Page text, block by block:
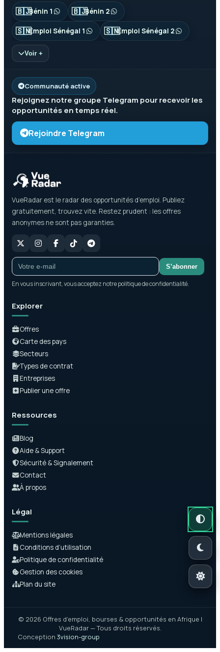
🇧🇯Bénin 1 🇧🇯Bénin 2
🇸🇳Emploi Sénégal 1 🇸🇳Emploi Sénégal 2
Voir +
Communauté active
Rejoignez notre groupe Telegram pour recevoir les
opportunités en temps réel.
Rejoindre Telegram
VueRadar est le radar des opportunités d’emploi. Publiez
gratuitement, trouvez vite. Restez prudent : les offres
anonymes ne sont pas garanties.
S’abonner
En vous inscrivant, vous acceptez notre politique de confidentialité.
Explorer
Offres
Carte des pays
Secteurs
Types de contrat
Entreprises
Publier une offre
Ressources
Blog
Aide & Support
Sécurité & Signalement
Contact
À propos
Légal
Mentions légales
Conditions d’utilisation
Politique de confidentialité
Gestion des cookies
Plan du site
© 2026 Offres d’emploi, bourses & opportunités en Afrique |
VueRadar — Tous droits réservés.
Conception 3vision-group
Mode
Mode
Mode clair